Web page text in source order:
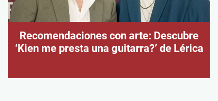
Recomendaciones con arte: Descubre
‘Kien me presta una guitarra?’ de Lérica